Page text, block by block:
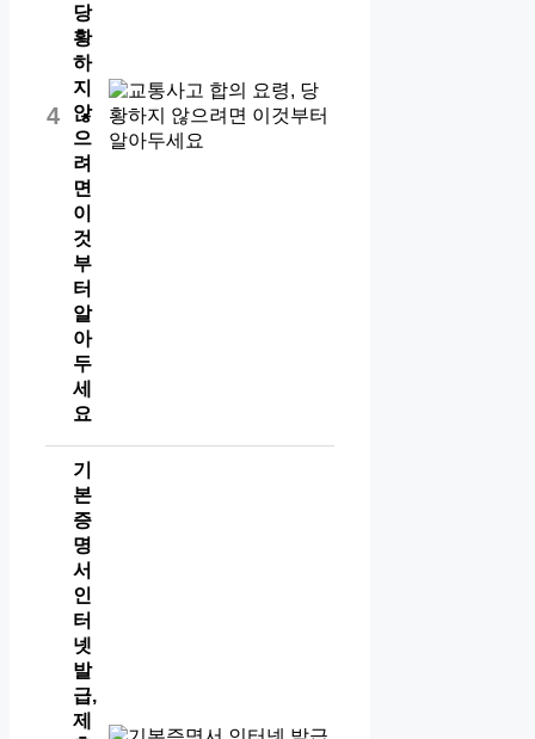
4
당
황
하
지
않
으
려
면
이
것
부
터
알
아
두
세
요
기
본
증
명
서
인
터
넷
발
급,
제